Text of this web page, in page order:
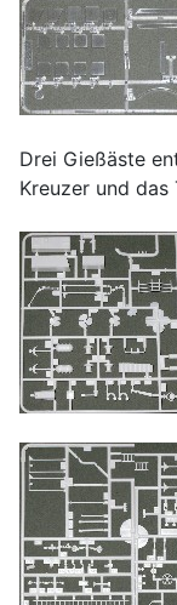
Drei Gießäste
Kreuzer und